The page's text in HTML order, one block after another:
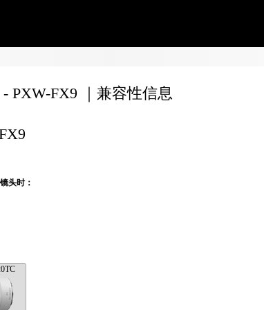
- PXW-FX9 ｜兼容性信息
头时：